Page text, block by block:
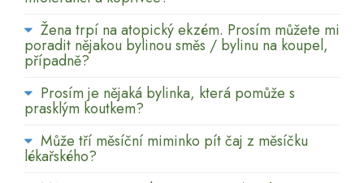
Žena trpí na atopický ekzém. Prosím můžete mi
poradit nějakou bylinou směs / bylinu na koupel,
případně?
Prosím je nějaká bylinka, která pomůže s
prasklým koutkem?
Může tří měsíční miminko pít čaj z měsíčku
lékařského?